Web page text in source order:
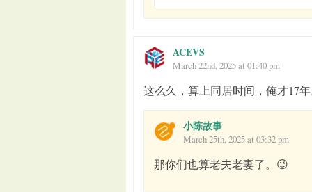
ACEVS
March 22nd, 2025 at 01:40 pm
这么久，算上同居时间，俺才17年
小陈故事
March 25th, 2025 at 03:32 pm
那你们也算老夫老妻了。😉